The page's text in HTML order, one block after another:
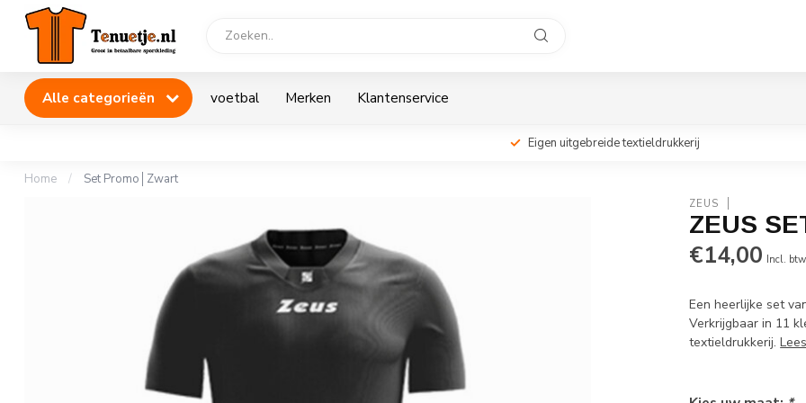
Alle categorieën voetbal Merken Klantenservice
Eigen uitgebreide textieldrukkerij
Home / Set Promo│Zwart
ZEUS
ZEUS
€14,00 Incl. btw
Een heerlijke set
Verkrijgbaar in 11
textieldrukkerij.